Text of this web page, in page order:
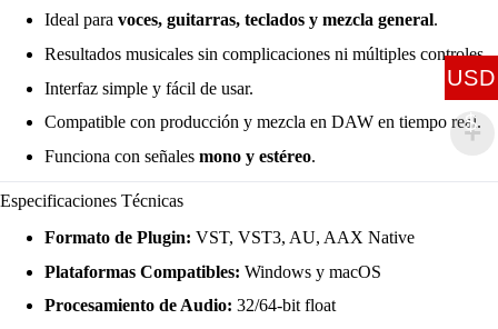
Ideal para voces, guitarras, teclados y mezcla general.
Resultados musicales sin complicaciones ni múltiples controles.
Interfaz simple y fácil de usar.
Compatible con producción y mezcla en DAW en tiempo real.
Funciona con señales mono y estéreo.
Especificaciones Técnicas
Formato de Plugin: VST, VST3, AU, AAX Native
Plataformas Compatibles: Windows y macOS
Procesamiento de Audio: 32/64-bit float
USD
$